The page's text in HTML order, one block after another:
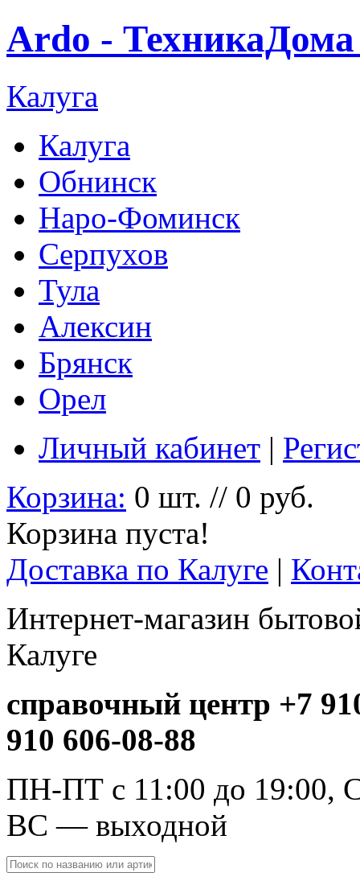
Ardo - ТехникаДома
Калуга
Калуга
Обнинск
Наро-Фоминск
Серпухов
Тула
Алексин
Брянск
Орел
Личный кабинет |
Корзина: 0 шт. // 0 руб.
Корзина пуста!
Доставка по Калуге |
Интернет-магазин
Калуге
справочный центр +7
910 606-08-88
ПН-ПТ с 11:00 до 19:00,
ВС — выходной